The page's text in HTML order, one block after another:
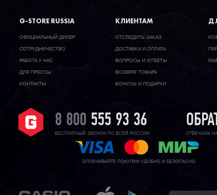
G-STORE RUSSIA
ОФИЦИАЛЬНЫЙ ДИЛЕР
CОТРУДНИЧЕСТВО
РАБОТА У НАС
ДЛЯ ПРЕССЫ
КОНТАКТЫ
КЛИЕНТАМ
ОТСЛЕДИТЬ ЗАКАЗ
ДОСТАВКА И ОПЛАТА
ВОПРОСЫ И ОТВЕТЫ
ВОЗВРАТ ТОВАРА
БОНУСЫ И ПОДАРКИ
8 800 555 93 36
БЕСПЛАТНЫЙ ЗВОНОК ПО ВСЕЙ РОССИИ ОТВЕЧАЕМ
ОПЛАЧИВАЙТЕ ПОКУПКИ УДОБНО И БЕЗОПАСНО